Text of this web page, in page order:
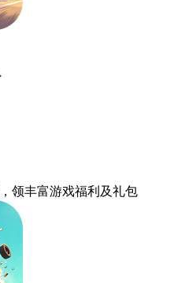
，领丰富游戏福利 及礼包